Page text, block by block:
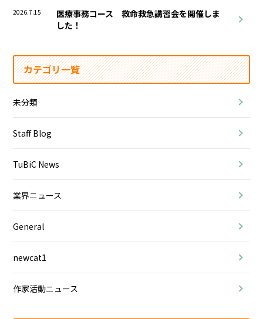
2026.7.15
医療事務コース 救命救急講習会を開催しま
した！
カテゴリ一覧
未分類
Staff Blog
TuBiC News
業界ニュース
General
newcat1
作家活動ニュース